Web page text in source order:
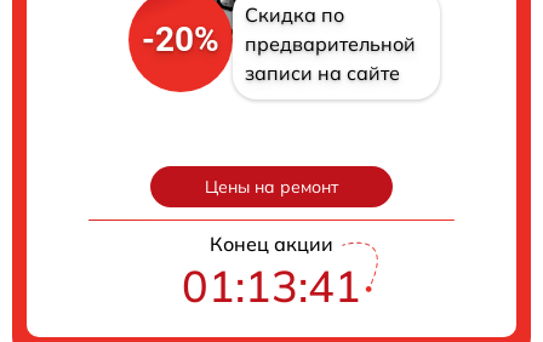
-20%
Скидка по
предварительной
записи на сайте
Цены на ремонт
Конец акции
01:13:41